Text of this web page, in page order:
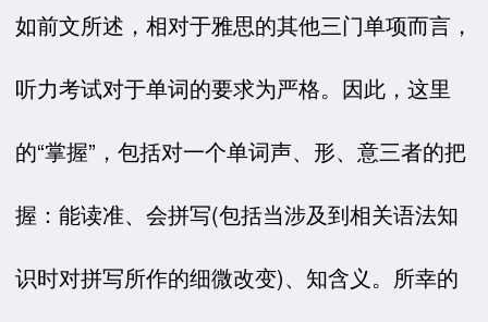
如前文所述，相对于雅思的其他三门单项而言，
听力考试对于单词的要求为严格。因此，这里
的“掌握”，包括对一个单词声、形、意三者的把
握：能读准、会拼写(包括当涉及到相关语法知
识时对拼写所作的细微改变)、知含义。所幸的